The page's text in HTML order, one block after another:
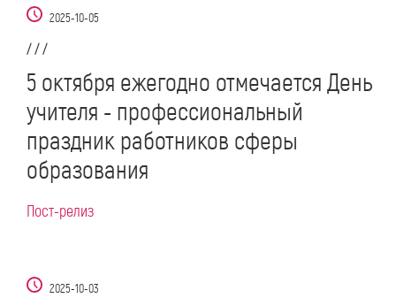
2025-10-05
/ / /
5 октября ежегодно отмечается День
учителя - профессиональный
праздник работников сферы
образования
Пост-релиз
2025-10-03